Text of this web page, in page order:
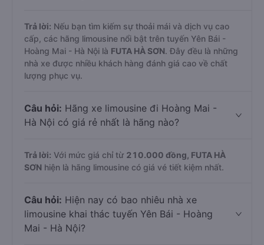
Trả lời: Nếu bạn tìm kiếm sự thoải mái và dịch vụ cao
cấp, các hãng limousine nổi bật trên tuyến Yên Bái -
Hoàng Mai - Hà Nội là FUTA HÀ SƠN. Đây đều là những
nhà xe được nhiều khách hàng đánh giá cao về chất
lượng phục vụ.
Câu hỏi: Hãng xe limousine đi Hoàng Mai -
Hà Nội có giá rẻ nhất là hãng nào?
Trả lời: Với mức giá chỉ từ 210.000 đồng, FUTA HÀ
SƠN hiện là hãng limousine có giá vé tiết kiệm nhất.
Câu hỏi: Hiện nay có bao nhiêu nhà xe
limousine khai thác tuyến Yên Bái - Hoàng
Mai - Hà Nội?